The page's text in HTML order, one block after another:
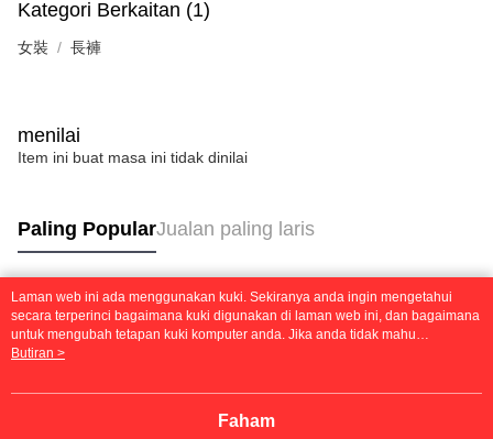
Kategori Berkaitan (1)
女裝 長褲
menilai
Item ini buat masa ini tidak dinilai
Paling PopularJualan paling laris
Tag Popular
Laman web ini ada menggunakan kuki. Sekiranya anda ingin mengetahui
secara terperinci bagaimana kuki digunakan di laman web ini, dan bagaimana
untuk mengubah tetapan kuki komputer anda. Jika anda tidak mahu
menggunakan kuki di komputer anda, sila rujuk penerangan mengenai kuki.
mengetahui secara terperinci bagaimana kuki digunakan di laman web ini,
mahu menggunakan kuki di komputer anda, sila rujuk penerangan mengenai
Butiran >
Faham